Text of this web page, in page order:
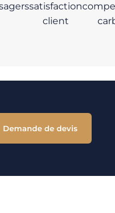
satisfaction
client
Demande de devis